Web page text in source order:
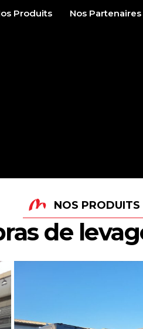
Produits Nos Partenaires
NOS PRODUITS
de